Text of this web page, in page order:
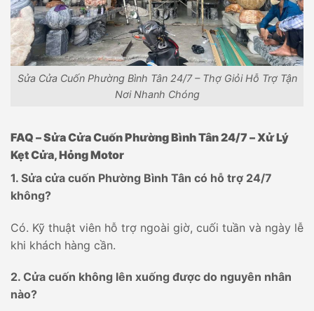
Sửa Cửa Cuốn Phường Bình Tân 24/7 – Thợ Giỏi Hỗ Trợ Tận
Nơi Nhanh Chóng
FAQ – Sửa Cửa Cuốn Phường Bình Tân 24/7 – Xử Lý
Kẹt Cửa, Hỏng Motor
1. Sửa cửa cuốn Phường Bình Tân có hỗ trợ 24/7
không?
Có. Kỹ thuật viên hỗ trợ ngoài giờ, cuối tuần và ngày lễ
khi khách hàng cần.
2. Cửa cuốn không lên xuống được do nguyên nhân
nào?